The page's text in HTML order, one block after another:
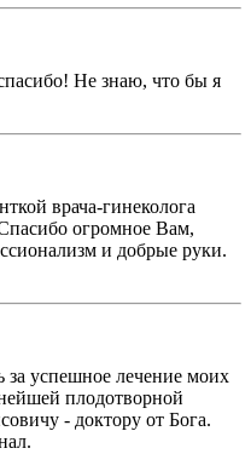
Не знаю, что бы я
врача-гинеколога
огромное Вам,
и добрые руки.
успешное лечение моих
плодотворной
- доктору от Бога.